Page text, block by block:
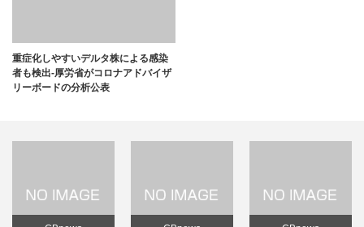
重症化しやすいデルタ株による感染
者も検出-厚労省がコロナアドバイザ
リーボードの分析公表